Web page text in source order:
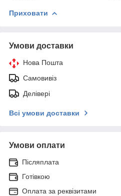
Приховати
Умови доставки
Нова Пошта
Самовивіз
Делівері
Всі умови доставки
Умови оплати
Післяплата
Готівкою
Оплата за реквізитами